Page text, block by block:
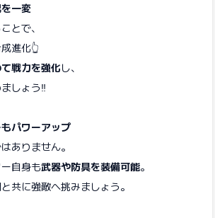
一変
とで、
進化👆
戦力を強化し、
しょう‼️
パワーアップ
ありません。
自身も武器や防具を装備可能。
共に強敵へ挑みましょう。